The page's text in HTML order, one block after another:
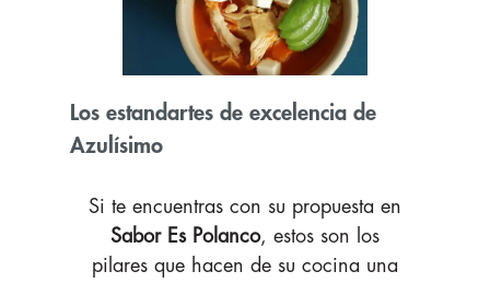
Los estandartes de excelencia de
Azulísimo
Si te encuentras con su propuesta en
Sabor Es Polanco, estos son los
pilares que hacen de su cocina una